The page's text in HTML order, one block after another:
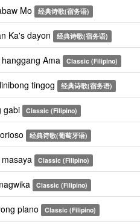
Mo 经典诗歌(宿务语)
Ka's dayon 经典诗歌(宿务语)
Ama Classic (Filipino)
tingog 经典诗歌(宿务语)
gabi Classic (Filipino)
经典诗歌(葡萄牙语)
Classic (Filipino)
Classic (Filipino)
plano Classic (Filipino)